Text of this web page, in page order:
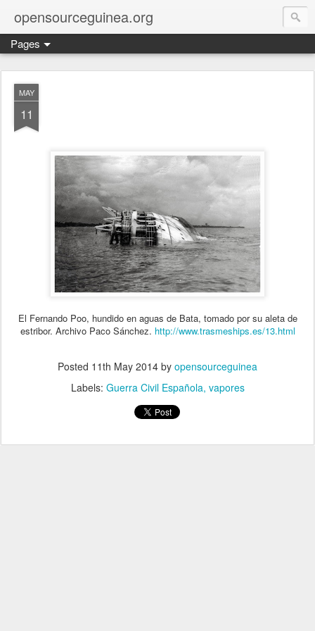
opensourceguinea.org
Pages
MAY
11
El Fernando Poo, hundido en aguas de Bata, tomado por su aleta de
estribor. Archivo Paco Sánchez. http://www.trasmeships.es/13.html
Posted 11th May 2014 by opensourceguinea
Labels: Guerra Civil Española vapores